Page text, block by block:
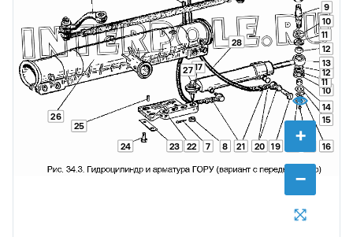
+
−
7 8
9
10
10
11
11
12
12
13
14
15
16
17
19
20
21
22
23
24
25
26
27
28